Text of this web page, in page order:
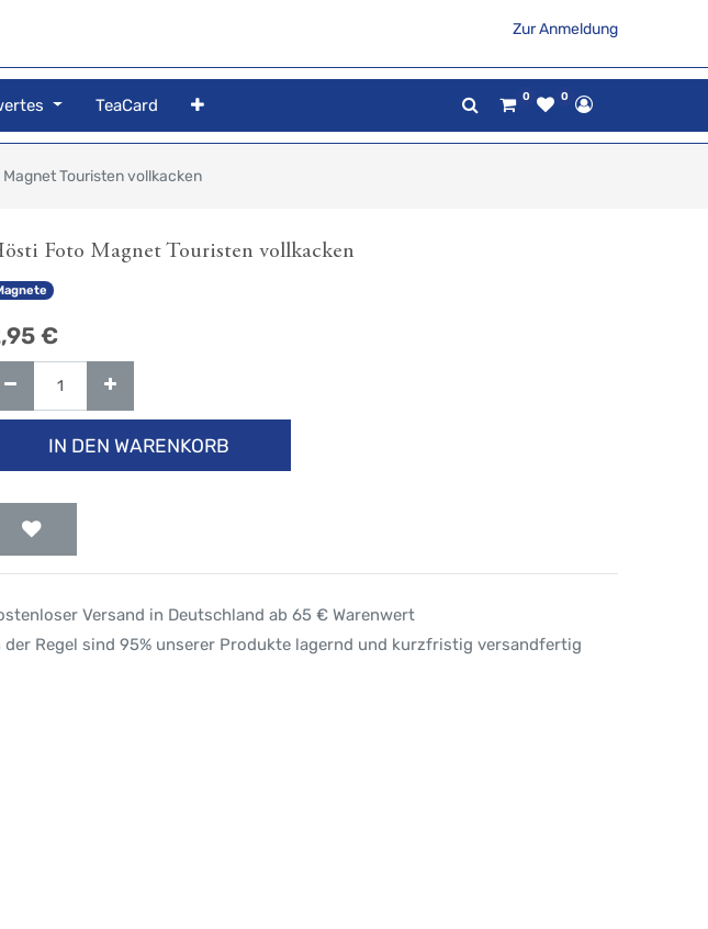
Zur Anmeldung
TeaCard 0 0
Magnet Touristen vollkacken
Foto Magnet Touristen vollkacken
€
IN DEN WARENKORB
Versand in Deutschland ab 65 € Warenwert
der Regel sind 95% unserer Produkte lagernd und kurzfristig versandfertig